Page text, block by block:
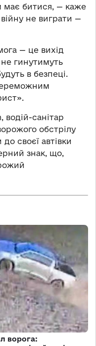
має битися, — каже
не виграти —
— це вихід
гинутимуть
в безпеці.
водій-санітар
обстрілу
своєї автівки
знак, що,
ворога: